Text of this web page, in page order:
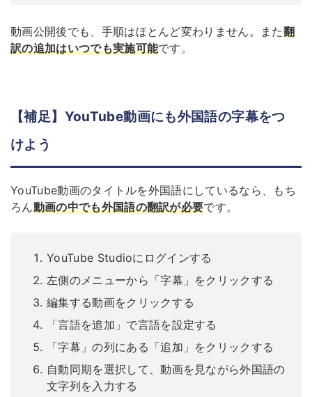
動画公開後でも、手順はほとんど変わりません。また翻
訳の追加はいつでも実施可能です。
【補足】YouTube動画にも外国語の字幕をつ
けよう
YouTube動画のタイトルを外国語にしているなら、もち
ろん動画の中でも外国語の翻訳が必要です。
YouTube Studioにログインする
左側のメニューから「字幕」をクリックする
編集する動画をクリックする
「言語を追加」で言語を設定する
「字幕」の列にある「追加」をクリックする
自動同期を選択して、動画を見ながら外国語の
文字列を入力する